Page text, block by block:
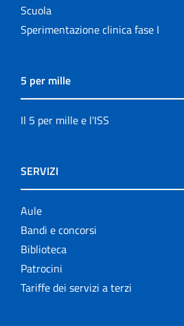
Scuola
Sperimentazione clinica fase I
5 per mille
Il 5 per mille e l'ISS
SERVIZI
Aule
Bandi e concorsi
Biblioteca
Patrocini
Tariffe dei servizi a terzi